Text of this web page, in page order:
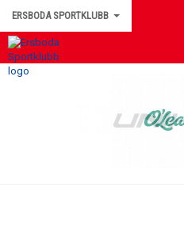
ERSBODA SPORTKLUBB
HEM